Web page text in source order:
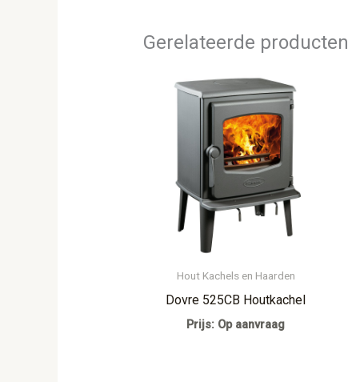
Gerelateerde producten
Hout Kachels en Haarden
Dovre 525CB Houtkachel
Prijs: Op aanvraag